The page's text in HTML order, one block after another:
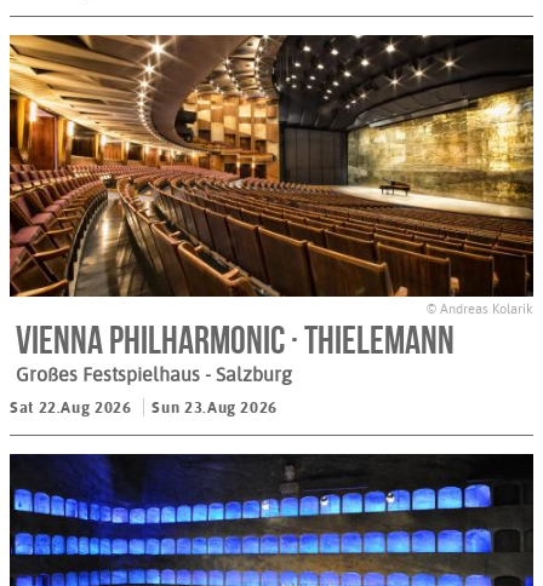
© Andreas Kolarik
Vienna Philharmonic · Thielemann
Großes Festspielhaus - Salzburg
Sat 22.Aug 2026 Sun 23.Aug 2026